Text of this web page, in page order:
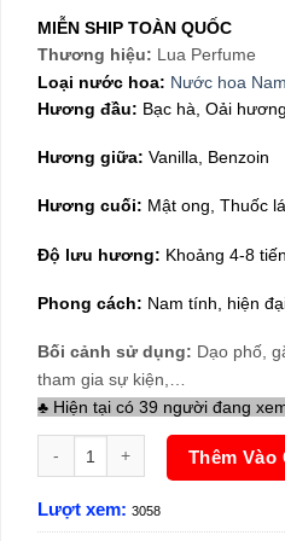
MIỄN SHIP TOÀN QUỐC
Thương hiệu: Lua Perfume
Loại nước hoa: Nước hoa Nam
Hương đầu: Bạc hà, Oải hương
Hương giữa: Vanilla, Benzoin
Hương cuối: Mật ong, Thuốc
Độ lưu hương: Khoảng 4-8
Phong cách: Nam tính, hiện
Bối cảnh sử dụng: Dạo phố,
tham gia sự kiện,…
♣ Hiện tại có 39 người đang
Nước Hoa Nam Lua Shadow
Thêm Vào
Lượt xem: 3058